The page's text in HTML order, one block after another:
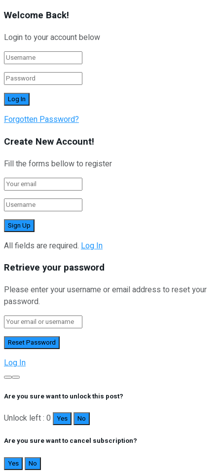
Welcome Back!
Login to your account below
Forgotten Password?
Create New Account!
Fill the forms bellow to register
All fields are required. Log In
Retrieve your password
Please enter your username or email address to reset your
password.
Log In
Are you sure want to unlock this post?
Unlock left : 0 Yes No
Are you sure want to cancel subscription?
Yes No